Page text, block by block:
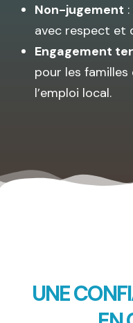
Non-jugement
avec respect et
Engagement
pour les
l’emploi local.
UNE